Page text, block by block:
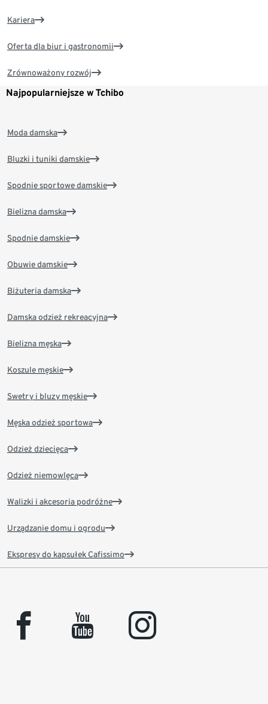
Kariera
Oferta dla biur i gastronomii
Zrównoważony rozwój
Najpopularniejsze w Tchibo
Moda damska
Bluzki i tuniki damskie
Spodnie sportowe damskie
Bielizna damska
Spodnie damskie
Obuwie damskie
Biżuteria damska
Damska odzież rekreacyjna
Bielizna męska
Koszule męskie
Swetry i bluzy męskie
Męska odzież sportowa
Odzież dziecięca
Odzież niemowlęca
Walizki i akcesoria podróżne
Urządzanie domu i ogrodu
Ekspresy do kapsułek Cafissimo
facebook youtube instagram